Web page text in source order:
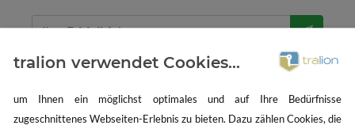
tralion verwendet Cookies...
um Ihnen ein möglichst optimales und auf Ihre Bedürfnisse
zugeschnittenes Webseiten-Erlebnis zu bieten. Dazu zählen Cookies, die